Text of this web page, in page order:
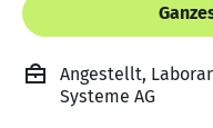
Angestellt,
Systeme AG